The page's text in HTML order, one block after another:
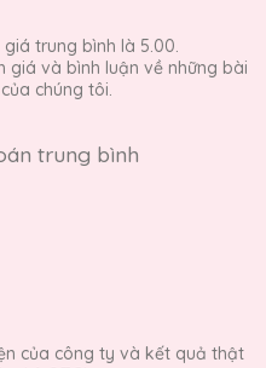
trung bình là 5.00.
giá và bình luận về những bài
chúng tôi.
trung bình
của công ty và kết quả thật